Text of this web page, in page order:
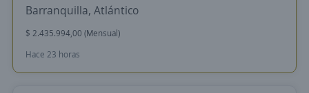
Barranquilla, Atlántico
$ 2.435.994,00 (Mensual)
Hace 23 horas